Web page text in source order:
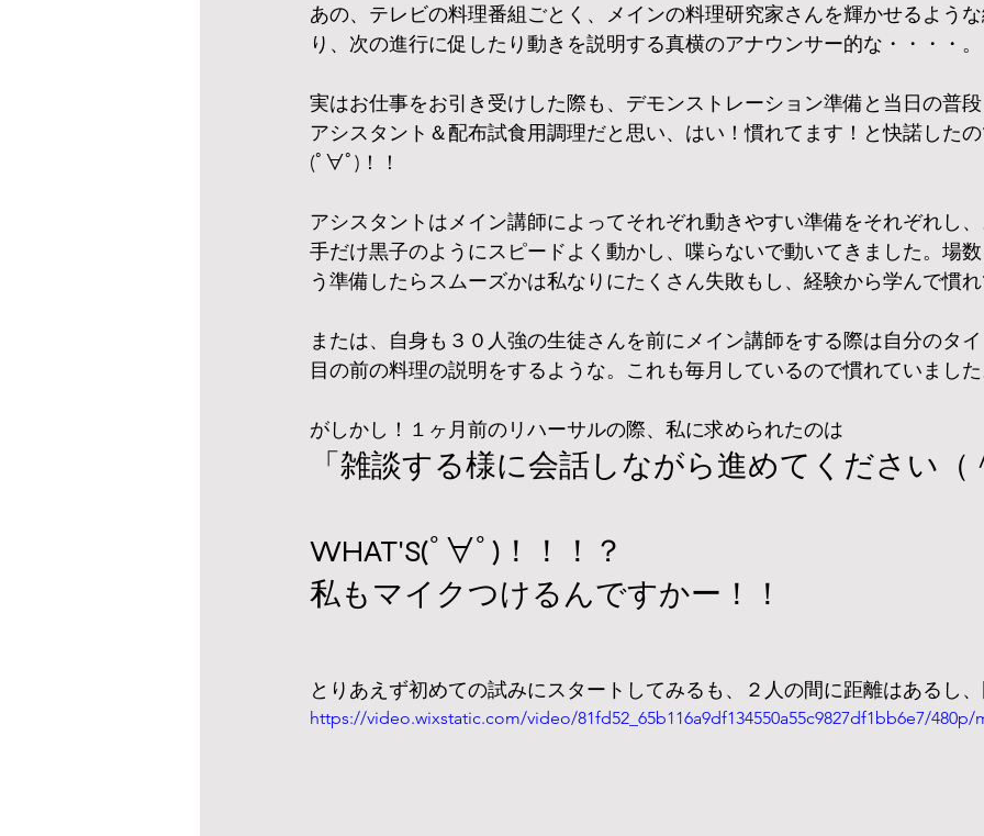
あの、テレビの料理番組ごとく、メインの料理研究家さんを輝かせるよう
り、次の進行に促したり動きを説明する真横のアナウンサー的な・・・・。
実はお仕事をお引き受けした際も、デモンストレーション準備と当日の普
アシスタント＆配布試食用調理だと思い、はい！慣れてます！と快諾したの
(ﾟ∀ﾟ)！！
アシスタントはメイン講師によってそれぞれ動きやすい準備をそれぞれし
手だけ黒子のようにスピードよく動かし、喋らないで動いてきました。場
う準備したらスムーズかは私なりにたくさん失敗もし、経験から学んで慣れ
または、自身も３０人強の生徒さんを前にメイン講師をする際は自分のタイ
目の前の料理の説明をするような。これも毎月しているので慣れていました
がしかし！１ヶ月前のリハーサルの際、私に求められたのは
「雑談する様に会話しながら進めてください（
WHAT'S(ﾟ∀ﾟ)！！！？
私もマイクつけるんですかー！！
とりあえず初めての試みにスタートしてみるも、２人の間に距離はあるし
https://video.wixstatic.com/video/81fd52_65b116a9df134550a55c9827df1bb6e7/